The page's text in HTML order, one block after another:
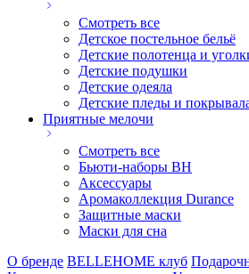
Смотреть все
Детское постельное бельё
Детские полотенца и
Детские подушки
Детские одеяла
Детские пледы и
Приятные мелочи
Смотреть все
Бьюти-наборы ВН
Аксессуары
Аромаколлекция Durance
Защитные маски
Маски для сна
О бренде BELLEHOME клуб